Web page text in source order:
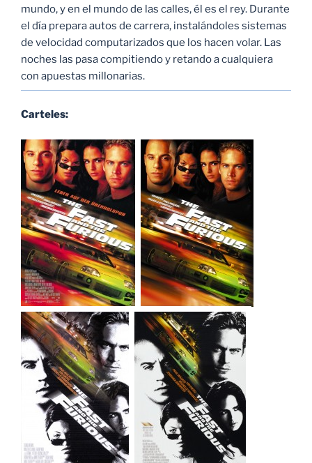
mundo, y en el mundo de las calles, él es el rey. Durante
el día prepara autos de carrera, instalándoles sistemas
de velocidad computarizados que los hacen volar. Las
noches las pasa compitiendo y retando a cualquiera
con apuestas millonarias.
Carteles: